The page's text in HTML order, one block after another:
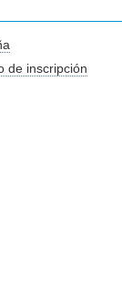
de inscripción